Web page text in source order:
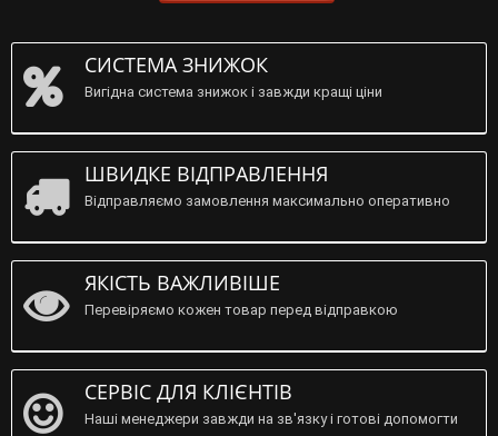
СИСТЕМА ЗНИЖОК
Вигідна система знижок і завжди кращі ціни
ШВИДКЕ ВІДПРАВЛЕННЯ
Відправляємо замовлення максимально оперативно
ЯКІСТЬ ВАЖЛИВІШЕ
Перевіряємо кожен товар перед відправкою
СЕРВІС ДЛЯ КЛІЄНТІВ
Наші менеджери завжди на зв'язку і готові допомогти